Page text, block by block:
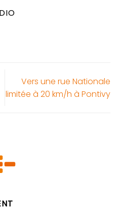
Vers une rue Nationale
limitée à 20 km/h à Pontivy